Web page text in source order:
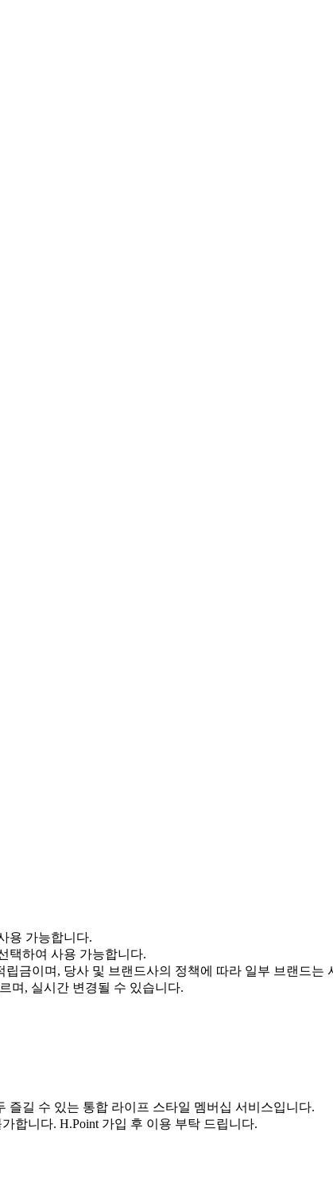
용 가능합니다.
택하여 사용 가능합니다.
금이며, 당사 및 브랜드사의 정책에 따라 일부 브랜드는
며, 실시간 변경될 수 있습니다.
즐길 수 있는 통합 라이프 스타일 멤버십 서비스입니다.
합니다. H.Point 가입 후 이용 부탁 드립니다.